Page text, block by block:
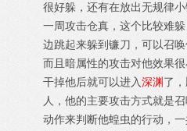
很好躲，还有在放出无规律
一周攻击仓真，这个比较难
边跳起来躲到镰刀，可以召
而且暗属性的攻击对他效果很
干掉他后就可以进入深渊了
人，他的主要攻击方式就是
动作来判断他蝗虫的行动，